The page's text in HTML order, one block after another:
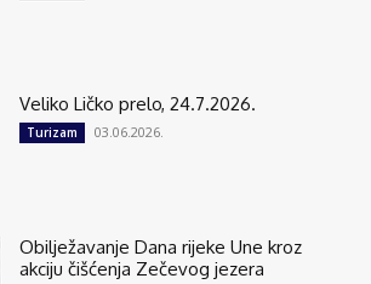
Veliko Ličko prelo, 24.7.2026.
Turizam 03.06.2026.
Obilježavanje Dana rijeke Une kroz
akciju čišćenja Zečevog jezera